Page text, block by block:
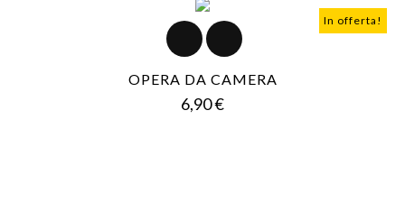
In offerta!
OPERA DA CAMERA
6,90 €Prezzo